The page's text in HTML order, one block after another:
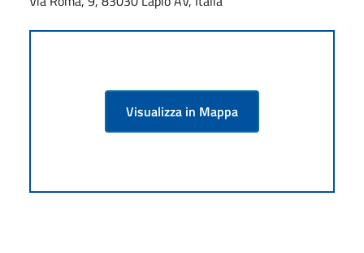
Visualizza in Mappa